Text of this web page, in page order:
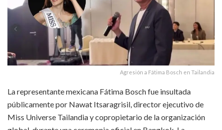
Agresión a Fátima Bosch en Tailandia
La representante mexicana Fátima Bosch fue insultada
públicamente por Nawat Itsaragrisil, director ejecutivo de
Miss Universe Tailandia y copropietario de la organización